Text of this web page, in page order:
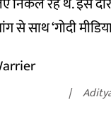
साथ ‘गोदी